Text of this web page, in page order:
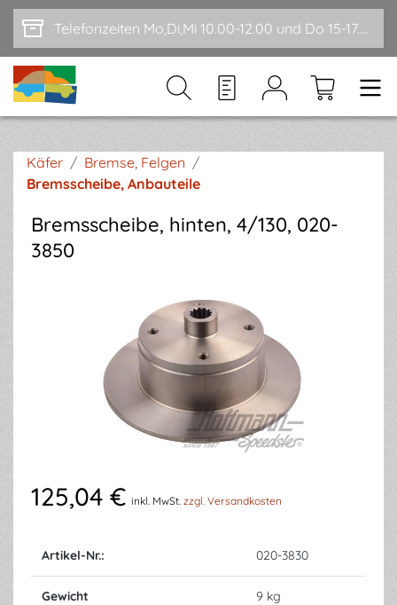
Zum Hauptinhalt springen Telefonzeiten Mo,Di,Mi 10.00-12.00 und Do 15-17.00
Käfer / Bremse, Felgen /
Bremsscheibe, Anbauteile
Bremsscheibe, hinten, 4/130, 020-
3850
125,04 € inkl. MwSt. zzgl. Versandkosten
Artikel-Nr.: 020-3830
Gewicht 9 kg